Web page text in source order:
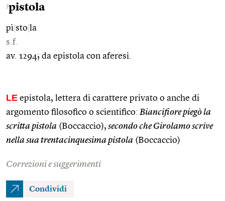
3pistola
pì sto la
s.f.
av. 1294; da epistola con aferesi.
LE epistola, lettera di carattere privato o anche di
argomento filosofico o scientifico: Biancifiore piegò la
scritta pistola (Boccaccio), secondo che Girolamo scrive
nella sua trentacinquesima pistola (Boccaccio)
Correzioni e suggerimenti
Condividi